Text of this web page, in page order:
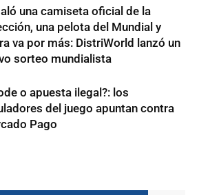
una camiseta oficial de la
una pelota del Mundial y
va por más: DistriWorld lanzó un
sorteo mundialista
o apuesta ilegal?: los
del juego apuntan contra
Pago